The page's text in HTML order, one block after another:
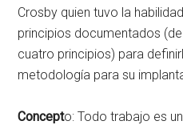
Crosby quien tuvo la
principios documentados
cuatro principios) para
metodología para su
Concepto: Todo trabajo es